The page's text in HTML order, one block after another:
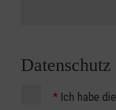
Datenschutz
* Ich habe die